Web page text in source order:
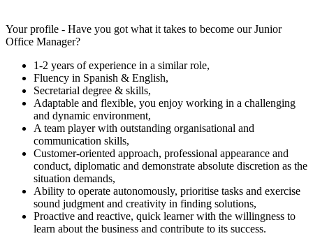
Your profile - Have you got what it takes to become our Junior
Office Manager?
1-2 years of experience in a similar role,
Fluency in Spanish & English,
Secretarial degree & skills,
Adaptable and flexible, you enjoy working in a challenging
and dynamic environment,
A team player with outstanding organisational and
communication skills,
Customer-oriented approach, professional appearance and
conduct, diplomatic and demonstrate absolute discretion as the
situation demands,
Ability to operate autonomously, prioritise tasks and exercise
sound judgment and creativity in finding solutions,
Proactive and reactive, quick learner with the willingness to
learn about the business and contribute to its success.